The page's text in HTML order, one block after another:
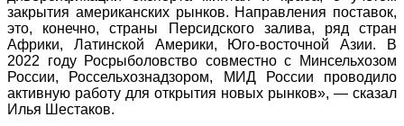
закрытия американских рынков. Направления поставок,
это, конечно, страны Персидского залива, ряд стран
Африки, Латинской Америки, Юго-восточной Азии. В
2022 году Росрыболовство совместно с Минсельхозом
России, Россельхознадзором, МИД России проводило
активную работу для открытия новых рынков», — сказал
Илья Шестаков.